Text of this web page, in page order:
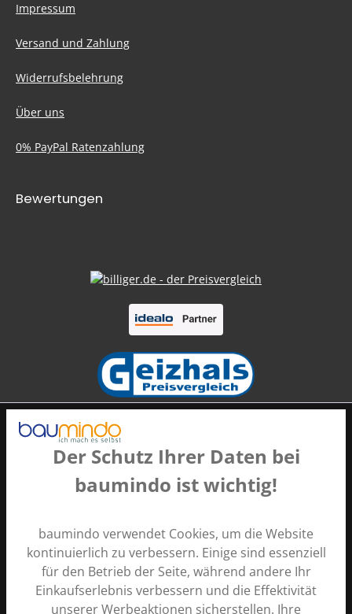
Der Schutz Ihrer Daten bei
baumindo ist wichtig!
baumindo verwendet Cookies, um die Website
kontinuierlich zu verbessern. Einige sind essenziell
für den Betrieb der Seite, während andere Ihr
Einkaufserlebnis verbessern und die Effektivität
unserer Werbeaktionen sicherstellen. Ihre
Impressum
Versand und Zahlung
Widerrufsbelehrung
Über uns
0% PayPal Ratenzahlung
Bewertungen
Zahlungsarten